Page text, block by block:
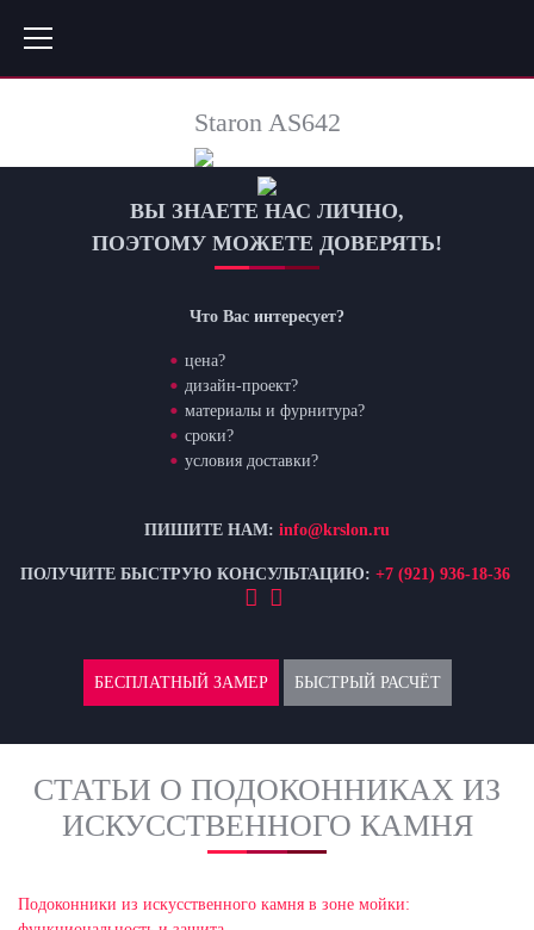
Staron AS642
ВЫ ЗНАЕТЕ НАС ЛИЧНО,
ПОЭТОМУ МОЖЕТЕ ДОВЕРЯТЬ!
Что Вас интересует?
цена?
дизайн-проект?
материалы и фурнитура?
сроки?
условия доставки?
ПИШИТЕ НАМ: info@krslon.ru
ПОЛУЧИТЕ БЫСТРУЮ КОНСУЛЬТАЦИЮ: +7 (921) 936-18-36
БЕСПЛАТНЫЙ ЗАМЕР БЫСТРЫЙ РАСЧЁТ
СТАТЬИ О ПОДОКОННИКАХ ИЗ
ИСКУССТВЕННОГО КАМНЯ
Подоконники из искусственного камня в зоне мойки: